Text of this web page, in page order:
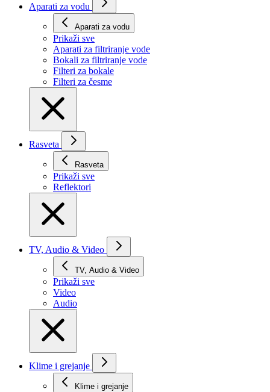
Aparati za vodu
Aparati za vodu
Prikaži svе
Aparati za filtriranje vode
Bokali za filtriranje vode
Filteri za bokale
Filteri za česme
Rasveta
Rasveta
Prikaži svе
Reflektori
TV, Audio & Video
TV, Audio & Video
Prikaži svе
Video
Audio
Klime i grejanje
Klime i grejanje